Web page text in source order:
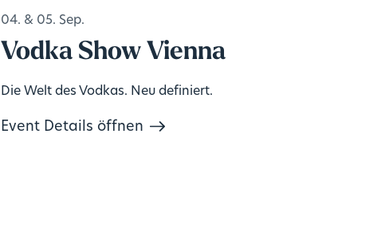
04. & 05. Sep.
Vodka Show Vienna
Die Welt des Vodkas. Neu definiert.
Event Details öffnen